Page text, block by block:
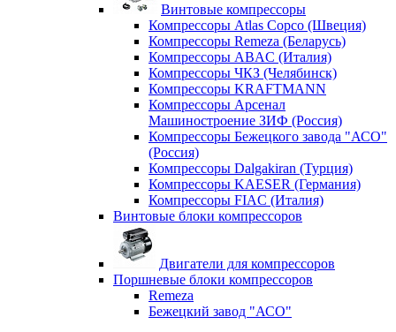
Винтовые компрессоры
Компрессоры Atlas Copco (Швеция)
Компрессоры Remeza (Беларусь)
Компрессоры ABAC (Италия)
Компрессоры ЧКЗ (Челябинск)
Компрессоры KRAFTMANN
Компрессоры Арсенал
Машиностроение ЗИФ (Россия)
Компрессоры Бежецкого завода "АСО"
(Россия)
Компрессоры Dalgakiran (Турция)
Компрессоры KAESER (Германия)
Компрессоры FIAC (Италия)
Винтовые блоки компрессоров
Двигатели для компрессоров
Поршневые блоки компрессоров
Remeza
Бежецкий завод "АСО"